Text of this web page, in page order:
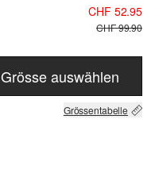
CHF 52.95
CHF 99.90
Grösse auswählen
Grössentabelle